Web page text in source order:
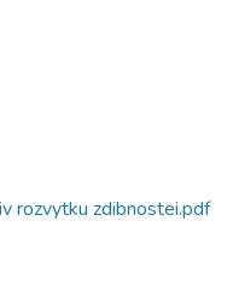
rozvytku zdibnostei.pdf